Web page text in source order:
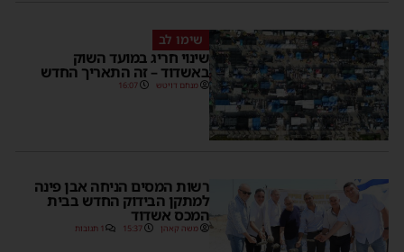
שימו לב
שינוי חריג במועד השוק
באשדוד – זה התאריך החדש
מנחם דויטש 16:07
רשות המסים הניחה אבן פינה
למתקן הבידוק החדש בבית
המכס אשדוד
משה קאהן 15:37 1 תגובות